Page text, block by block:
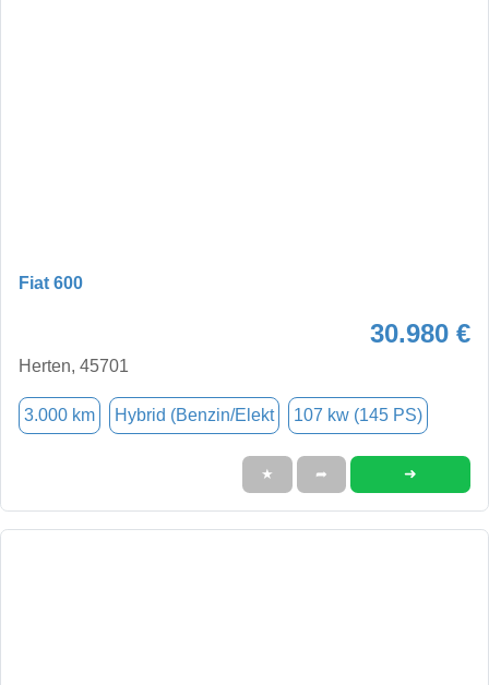
Fiat 600
30.980 €
Herten, 45701
3.000 km Hybrid (Benzin/Elekt 107 kw (145 PS)
★ ➦ ➜